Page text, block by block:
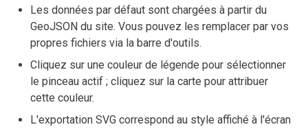
Les données par défaut sont chargées à partir du
GeoJSON du site. Vous pouvez les remplacer par vos
propres fichiers via la barre d'outils.
Cliquez sur une couleur de légende pour sélectionner
le pinceau actif ; cliquez sur la carte pour attribuer
cette couleur.
L'exportation SVG correspond au style affiché à l'écran